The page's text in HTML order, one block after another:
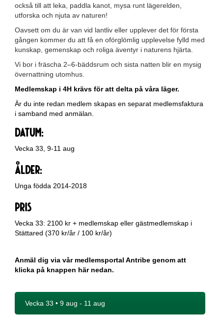
också till att leka, paddla kanot, mysa runt lägerelden,
utforska och njuta av naturen!
Oavsett om du är van vid lantliv eller upplever det för första
gången kommer du att få en oförglömlig upplevelse fylld med
kunskap, gemenskap och roliga äventyr i naturens hjärta.
Vi bor i fräscha 2–6-bäddsrum och sista natten blir en mysig
övernattning utomhus.
Medlemskap i 4H krävs för att delta på våra läger.
Är du inte redan medlem skapas en separat medlemsfaktura
i samband med anmälan.
Datum:
Vecka 33, 9-11 aug
Ålder:
Unga födda 2014-2018
PRIS
Vecka 33: 2100 kr + medlemskap eller gästmedlemskap i
Stättared (370 kr/år / 100 kr/år)
Anmäl dig via vår medlemsportal Antribe genom att
klicka på knappen här nedan.
Vecka 33 • 9 aug - 11 aug